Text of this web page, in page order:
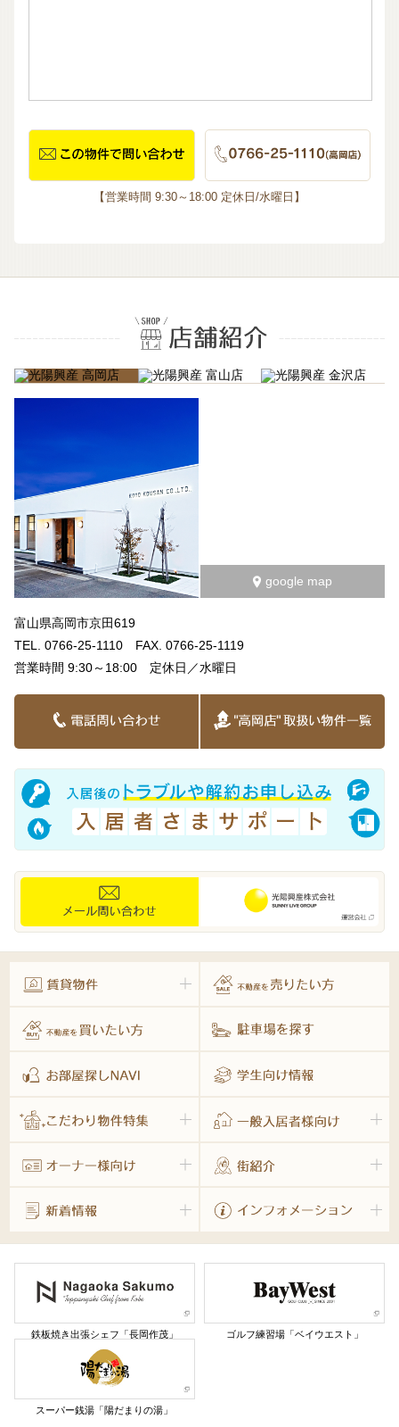
【営業時間 9:30～18:00 定休日/水曜日】
google map
富山県高岡市京田619
TEL. 0766-25-1110 FAX. 0766-25-1119
営業時間 9:30～18:00 定休日／水曜日
鉄板焼き出張シェフ「長岡作茂」 ゴルフ練習場「ベイウエスト」
スーパー銭湯「陽だまりの湯」